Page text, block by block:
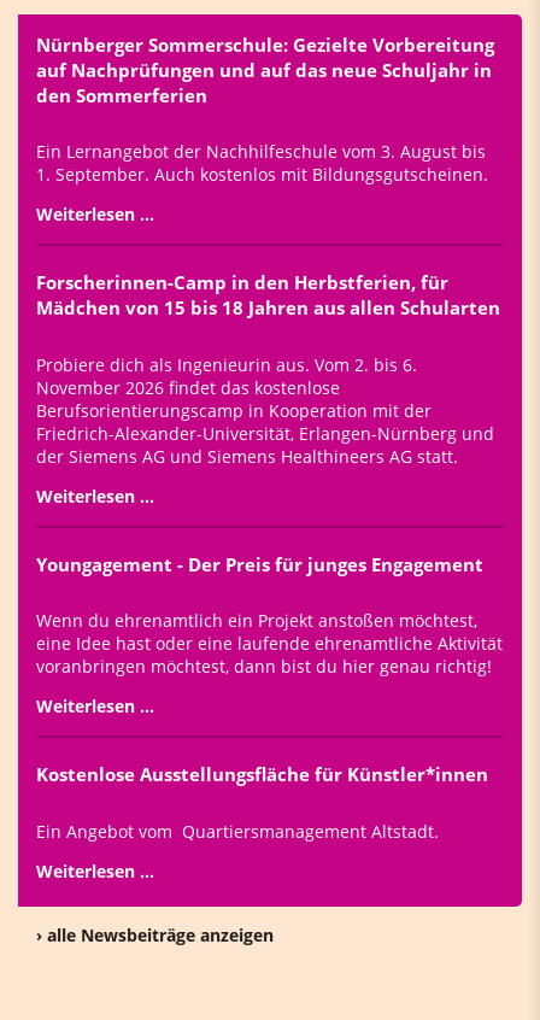
Nürnberger Sommerschule: Gezielte Vorbereitung
auf Nachprüfungen und auf das neue Schuljahr in
den Sommerferien
Ein Lernangebot der Nachhilfeschule vom 3. August bis
1. September. Auch kostenlos mit Bildungsgutscheinen.
Weiterlesen …
Forscherinnen-Camp in den Herbstferien, für
Mädchen von 15 bis 18 Jahren aus allen Schularten
Probiere dich als Ingenieurin aus. Vom 2. bis 6.
November 2026 findet das kostenlose
Berufsorientierungscamp in Kooperation mit der
Friedrich-Alexander-Universität, Erlangen-Nürnberg und
der Siemens AG und Siemens Healthineers AG statt.
Weiterlesen …
Youngagement - Der Preis für junges Engagement
Wenn du ehrenamtlich ein Projekt anstoßen möchtest,
eine Idee hast oder eine laufende ehrenamtliche Aktivität
voranbringen möchtest, dann bist du hier genau richtig!
Weiterlesen …
Kostenlose Ausstellungsfläche für Künstler*innen
Ein Angebot vom Quartiersmanagement Altstadt.
Weiterlesen …
› alle Newsbeiträge anzeigen